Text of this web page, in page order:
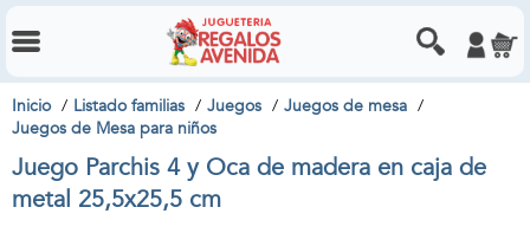
Inicio Listado familias Juegos
Juegos de mesa
Juegos de Mesa para niños
Juego Parchis 4 y Oca de madera en caja de
metal 25,5x25,5 cm